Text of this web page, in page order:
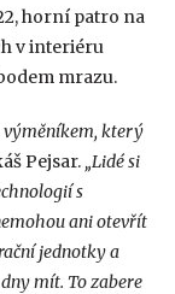
horní patro na
v interiéru
mrazu.
výměníkem, který
Pejsar. „Lidé si
s
ani otevřít
jednotky a
mít. To zabere